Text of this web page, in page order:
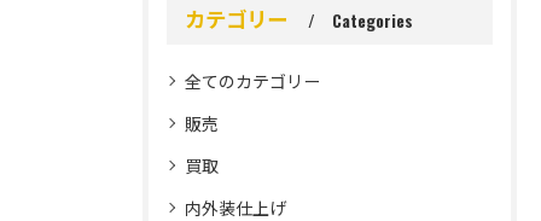
カテゴリー Categories
全てのカテゴリー
販売
買取
内外装仕上げ